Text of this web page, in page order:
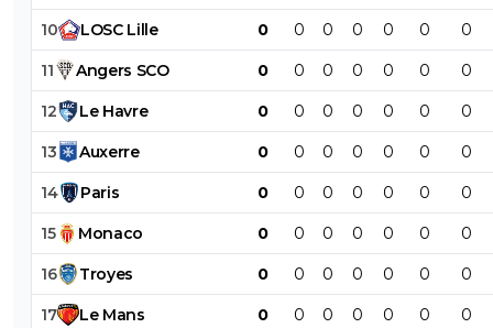
10 LOSC Lille 0 0 0 0 0 0 0
11 Angers SCO 0 0 0 0 0 0 0
12 Le Havre 0 0 0 0 0 0 0
13 Auxerre 0 0 0 0 0 0 0
14 Paris 0 0 0 0 0 0 0
15 Monaco 0 0 0 0 0 0 0
16 Troyes 0 0 0 0 0 0 0
17 Le Mans 0 0 0 0 0 0 0